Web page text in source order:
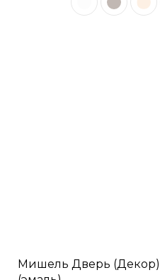
Мишель Дверь (Декор)